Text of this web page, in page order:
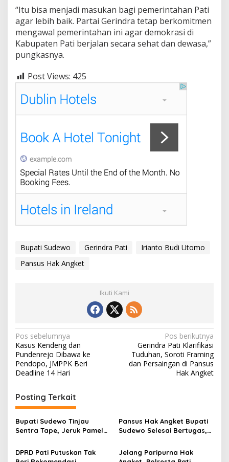
S
u
d
e
w
“Itu bisa menjadi masukan bagi pemerintahan Pati
agar lebih baik. Partai Gerindra tetap berkomitmen
mengawal pemerintahan ini agar demokrasi di
Kabupaten Pati berjalan secara sehat dan dewasa,”
pungkasnya.
Post Views: 425
Bupati Sudewo Gerindra Pati
Irianto Budi Utomo
Pansus Hak Angket
Ikuti Kami
N
a
v
g
a
s
p
Pos sebelumnya
Kasus Kendeng dan
Pundenrejo Dibawa ke
Pendopo, JMPPK Beri
Deadline 14 Hari
Pos berikutnya
Gerindra Pati Klarifikasi
Tuduhan, Soroti Framing
dan Persaingan di Pansus
Hak Angket
Posting Terkait
Bupati Sudewo Tinjau
Sentra Tape, Jeruk Pamelo,
Pansus Hak Angket Bupati
Sudewo Selesai Bertugas,
Diparipurnakan
DPRD Pati Putuskan Tak
Jelang Paripurna Hak